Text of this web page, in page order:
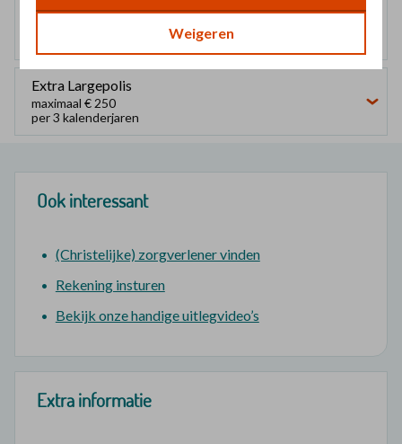
Largepolis
Extra Largepolis
maximaal € 250
per 3 kalenderjaren
Ook interessant
(Christelijke) zorgverlener vinden
Rekening insturen
Bekijk onze handige uitlegvideo’s
Extra informatie
Weigeren